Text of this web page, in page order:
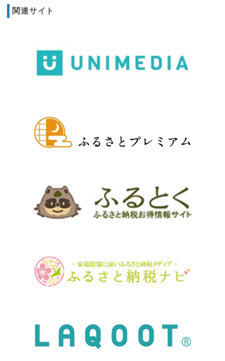
関連サイト